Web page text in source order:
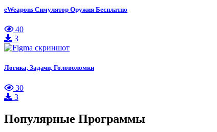
eWeapons Симулятор Оружия Бесплатно
40
3
Логика, Задачи, Головоломки
30
3
Популярные Программы